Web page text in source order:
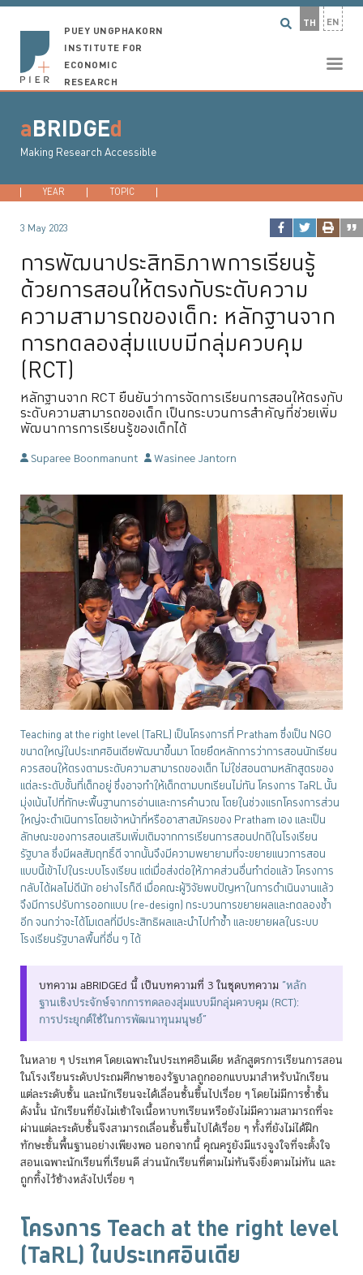
TH EN
PUEY UNGPHAKORN
INSTITUTE FOR
ECONOMIC
RESEARCH
aBRIDGEd
Making Research Accessible
YEAR 2026 2025
TOPIC
3 May 2023
การพัฒนาประสิทธิภาพการเรียนรู้
ด้วยการสอนให้ตรงกับระดับความ
ความสามารถของเด็ก: หลักฐานจาก
การทดลองสุ่มแบบมีกลุ่มควบคุม
(RCT)
หลักฐานจาก RCT ยืนยันว่าการจัดการเรียนการสอนให้ตรงกับ
ระดับความสามารถของเด็ก เป็นกระบวนการสำคัญที่ช่วยเพิ่ม
พัฒนาการการเรียนรู้ของเด็กได้
Suparee Boonmanunt Wasinee Jantorn
Teaching at the right level (TaRL) เป็นโครงการที่ Pratham ซึ่งเป็น NGO
ขนาดใหญ่ในประเทศอินเดียพัฒนาขึ้นมา โดยยึดหลักการว่าการสอนนักเรียน
ควรสอนให้ตรงตามระดับความสามารถของเด็ก ไม่ใช่สอนตามหลักสูตรของ
แต่ละระดับชั้นที่เด็กอยู่ ซึ่งอาจทำให้เด็กตามบทเรียนไม่ทัน โครงการ TaRL นั้น
มุ่งเน้นไปที่ทักษะพื้นฐานการอ่านและการคำนวณ โดยในช่วงแรกโครงการส่วน
ใหญ่จะดำเนินการโดยเจ้าหน้าที่หรืออาสาสมัครของ Pratham เอง และเป็น
ลักษณะของการสอนเสริมเพิ่มเติมจากการเรียนการสอนปกติในโรงเรียน
รัฐบาล ซึ่งมีผลสัมฤทธิ์ดี จากนั้นจึงมีความพยายามที่จะขยายแนวการสอน
แบบนี้เข้าไปในระบบโรงเรียน แต่เมื่อส่งต่อให้ภาคส่วนอื่นทำต่อแล้ว โครงการ
กลับได้ผลไม่ดีนัก อย่างไรก็ดี เมื่อคณะผู้วิจัยพบปัญหาในการดำเนินงานแล้ว
จึงมีการปรับการออกแบบ (re-design) กระบวนการขยายผลและทดลองซ้ำ
อีก จนกว่าจะได้โมเดลที่มีประสิทธิผลและนำไปทำซ้ำ และขยายผลในระบบ
โรงเรียนรัฐบาลพื้นที่อื่น ๆ ได้
บทความ aBRIDGEd นี้ เป็นบทความที่ 3 ในชุดบทความ “หลัก
ฐานเชิงประจักษ์จากการทดลองสุ่มแบบมีกลุ่มควบคุม (RCT):
การประยุกต์ใช้ในการพัฒนาทุนมนุษย์”
ในหลาย ๆ ประเทศ โดยเฉพาะในประเทศอินเดีย หลักสูตรการเรียนการสอน
ในโรงเรียนระดับประถมศึกษาของรัฐบาลถูกออกแบบมาสำหรับนักเรียน
แต่ละระดับชั้น และนักเรียนจะได้เลื่อนชั้นขึ้นไปเรื่อย ๆ โดยไม่มีการซ้ำชั้น
ดังนั้น นักเรียนที่ยังไม่เข้าใจเนื้อหาบทเรียนหรือยังไม่มีความสามารถที่จะ
ผ่านแต่ละระดับชั้นจึงสามารถเลื่อนชั้นขึ้นไปได้เรื่อย ๆ ทั้งที่ยังไม่ได้ฝึก
ทักษะขั้นพื้นฐานอย่างเพียงพอ นอกจากนี้ คุณครูยังมีแรงจูงใจที่จะตั้งใจ
สอนเฉพาะนักเรียนที่เรียนดี ส่วนนักเรียนที่ตามไม่ทันจึงยิ่งตามไม่ทัน และ
ถูกทิ้งไว้ข้างหลังไปเรื่อย ๆ
โครงการ Teach at the right level
(TaRL) ในประเทศอินเดีย